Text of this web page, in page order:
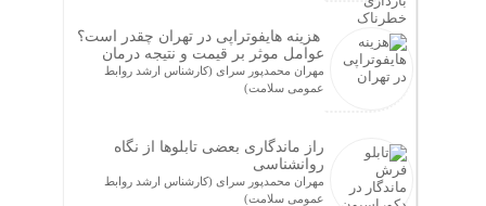
هزینه هایفوتراپی در تهران چقدر است؟
عوامل موثر بر قیمت و نتیجه درمان
مهران محمدپور سرای (کارشناس ارشد روابط
عمومی سلامت)
راز ماندگاری بعضی تابلوها از نگاه
روانشناسی
مهران محمدپور سرای (کارشناس ارشد روابط
عمومی سلامت)